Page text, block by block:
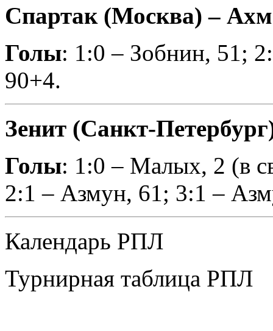
Спартак (Москва) –
Голы: 1:0 – Зобнин, 51;
90+4.
Зенит (Санкт-
Голы: 1:0 – Малых, 2 (в
2:1 – Азмун, 61; 3:1 –
Календарь РПЛ
Турнирная таблица РПЛ